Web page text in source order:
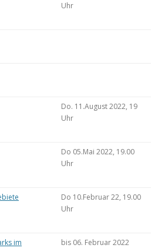
Uhr
Do. 11.August 2022, 19
Uhr
Do 05.Mai 2022, 19.00
Uhr
Do 10.Februar 22, 19.00
Uhr
im
bis 06. Februar 2022